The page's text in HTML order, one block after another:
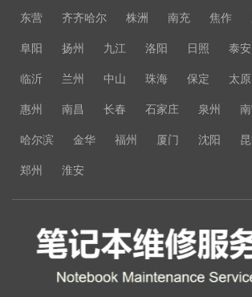
东营 齐齐哈尔 株洲 南充 焦作
阜阳 扬州 九江 洛阳 日照 泰安
临沂 兰州 中山 珠海 保定 太原
惠州 南昌 长春 石家庄 泉州
哈尔滨 金华 福州 厦门 沈阳
郑州 淮安